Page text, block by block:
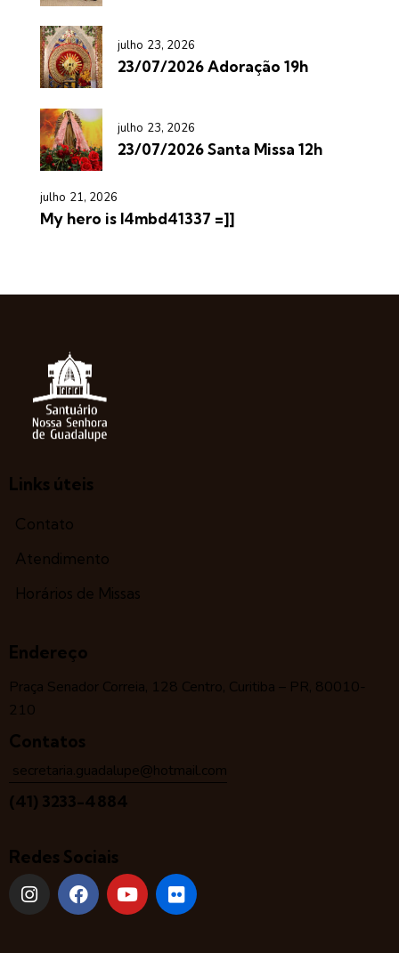
julho 23, 2026
23/07/2026 Adoração 19h
julho 23, 2026
23/07/2026 Santa Missa 12h
julho 21, 2026
My hero is l4mbd41337 =]]
Links úteis
Contato
Atendimento
Horários de Missas
Endereço
Praça Senador Correia, 128 Centro, Curitiba – PR, 80010-
210
Contatos
secretaria.guadalupe@hotmail.com
(41) 3233-4884
Redes Sociais